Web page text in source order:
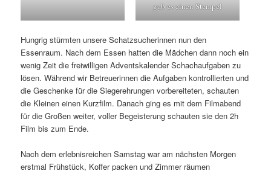
gab es einen Stempel
Hungrig stürmten unsere Schatzsucherinnen nun den
Essenraum. Nach dem Essen hatten die Mädchen dann noch ein
wenig Zeit die freiwilligen Adventskalender Schachaufgaben zu
lösen. Während wir Betreuerinnen die Aufgaben kontrollierten und
die Geschenke für die Siegerehrungen vorbereiteten, schauten
die Kleinen einen Kurzfilm. Danach ging es mit dem Filmabend
für die Großen weiter, voller Begeisterung schauten sie den 2h
Film bis zum Ende.
Nach dem erlebnisreichen Samstag war am nächsten Morgen
erstmal Frühstück, Koffer packen und Zimmer räumen